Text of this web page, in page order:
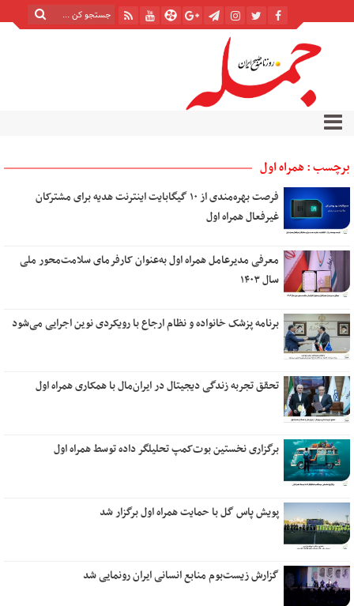
برچسب : همراه اول
فرصت بهره‌مندی از ۱۰ گیگابایت اینترنت هدیه برای مشترکان
غیرفعال همراه اول
معرفی مدیرعامل همراه اول به‌عنوان کارفرمای سلامت‌محور ملی
سال ۱۴۰۳
برنامه پزشک خانواده و نظام ارجاع با رویکردی نوین اجرایی می‌شود
تحقق تجربه زندگی دیجیتال در ایران‌مال با همکاری همراه اول
برگزاری نخستین بوت‌کمپ تحلیلگر داده توسط همراه اول
پویش پاس گل با حمایت همراه اول برگزار شد
گزارش زیست‌بوم منابع انسانی ایران رونمایی شد